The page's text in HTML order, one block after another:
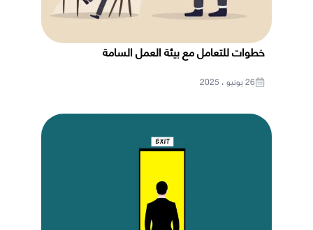
خطوات للتعامل مع بيئة العمل السامة
26 يونيو ، 2025